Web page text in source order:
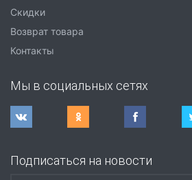
Скидки
Возврат товара
Контакты
Мы в социальных сетях
Подписаться на новости